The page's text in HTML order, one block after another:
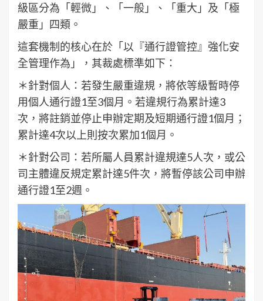
級區分為「輕微」、「一般」、「重大」及「極
嚴重」四類。
這套機制的核心在於「以『通行證管控』強化安
全管理作為」，其裁處標準如下：
＊針對個人：若發生嚴重違規，將依等級暫時停
用個人通行證1至3個月。若違規行為累計達3
次，將註銷並停止申辦定期及短期通行證1個月；
累計達4次以上則按次累加1個月。
＊針對公司：若所屬人員累計違規達5人次，或公
司主體違反規定累計達5件次，將暫停該公司申辦
通行證1至2週。